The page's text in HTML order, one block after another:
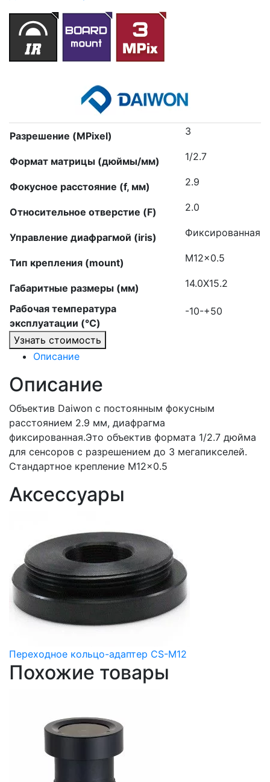
Разрешение (MPixel) 3
Формат матрицы (дюймы/мм) 1/2.7
Фокусное расстояние (f, мм) 2.9
Относительное отверстие (F) 2.0
Управление диафрагмой (iris) Фиксированная
Тип крепления (mount) M12x0.5
Габаритные размеры (мм) 14.0X15.2
Рабочая температура
эксплуатации (°C)
-10-+50
Узнать стоимость
Описание
Описание
Объектив Daiwon с постоянным фокусным
расстоянием 2.9 мм, диафрагма
фиксированная.Это объектив формата 1/2.7 дюйма
для сенсоров с разрешением до 3 мегапикселей.
Стандартное крепление M12x0.5
Аксессуары
Переходное кольцо-адаптер CS-M12
Похожие товары